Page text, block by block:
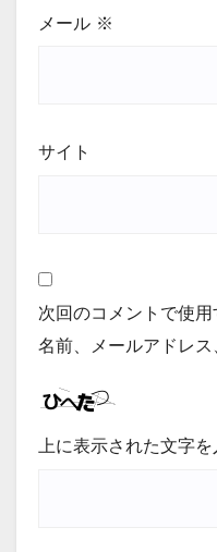
メール ※
サイト
次回のコメントで使
名前、メールアドレス
上に表示された文字を